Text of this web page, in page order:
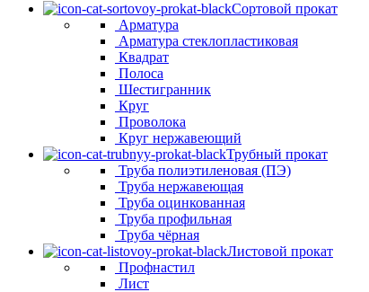
Сортовой прокат
Арматура
Арматура стеклопластиковая
Квадрат
Полоса
Шестигранник
Круг
Проволока
Круг нержавеющий
Трубный прокат
Труба полиэтиленовая (ПЭ)
Труба нержавеющая
Труба оцинкованная
Труба профильная
Труба чёрная
Листовой прокат
Профнастил
Лист